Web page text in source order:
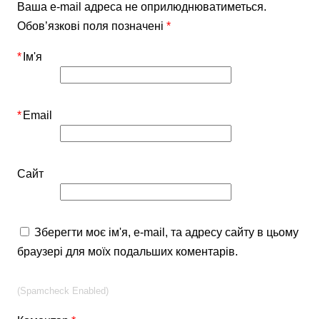
Ваша e-mail адреса не оприлюднюватиметься.
Обов’язкові поля позначені*
Ім'я
*
Email
*
Сайт
Зберегти моє ім'я, e-mail, та адресу сайту в цьому
браузері для моїх подальших коментарів.
(Spamcheck Enabled)